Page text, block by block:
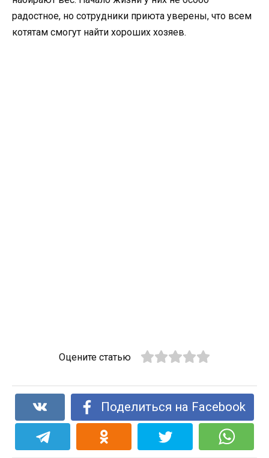
радостное, но сотрудники приюта уверены, что всем
котятам смогут найти хороших хозяев.
Оцените статью
Поделиться на Facebook